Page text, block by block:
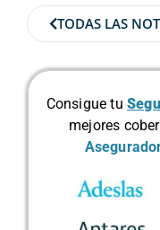
TODAS LAS
Consigue tu
mejores